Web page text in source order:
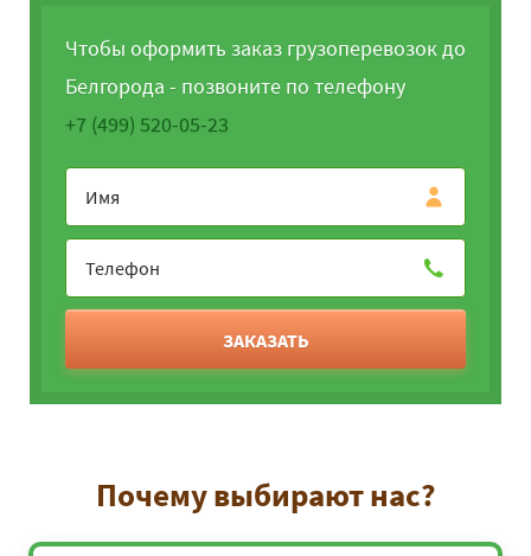
Чтобы оформить заказ грузоперевозок до
Белгорода - позвоните по телефону
+7 (499) 520-05-23
ЗАКАЗАТЬ
Почему выбирают нас?